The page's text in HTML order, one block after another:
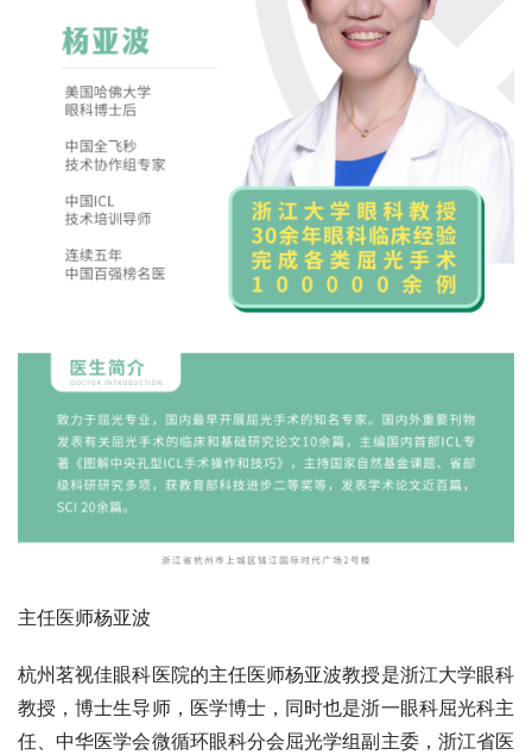
主任医师杨亚波
杭州茗视佳眼科医院的主任医师杨亚波教授是浙江大学眼科
教授，博士生导师，医学博士，同时也是浙一眼科屈光科主
任、中华医学会微循环眼科分会屈光学组副主委，浙江省医